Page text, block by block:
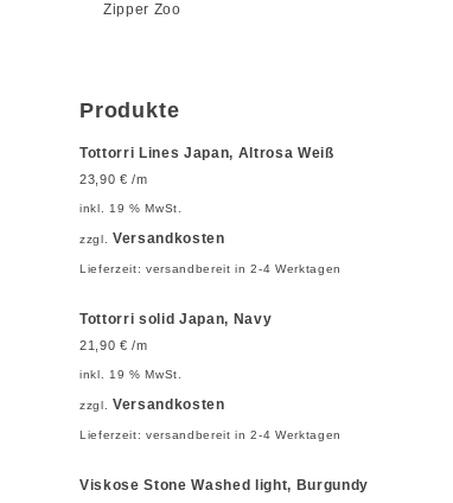
Zipper Zoo
Produkte
Tottorri Lines Japan, Altrosa Weiß
23,90 € /m
inkl. 19 % MwSt.
zzgl. Versandkosten
Lieferzeit:versandbereit in 2-4 Werktagen
Tottorri solid Japan, Navy
21,90 € /m
inkl. 19 % MwSt.
zzgl. Versandkosten
Lieferzeit:versandbereit in 2-4 Werktagen
Viskose Stone Washed light, Burgundy